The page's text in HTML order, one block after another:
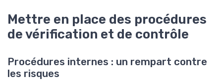
Mettre en place des procédures
de vérification et de contrôle
Procédures internes : un rempart contre
les risques